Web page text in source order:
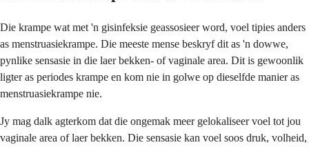
Die krampe wat met 'n gisinfeksie geassosieer word, voel tipies anders
as menstruasiekrampe. Die meeste mense beskryf dit as 'n dowwe,
pynlike sensasie in die laer bekken- of vaginale area. Dit is gewoonlik
ligter as periodes krampe en kom nie in golwe op dieselfde manier as
menstruasiekrampe nie.
Jy mag dalk agterkom dat die ongemak meer gelokaliseer voel tot jou
vaginale area of laer bekken. Die sensasie kan voel soos druk, volheid,